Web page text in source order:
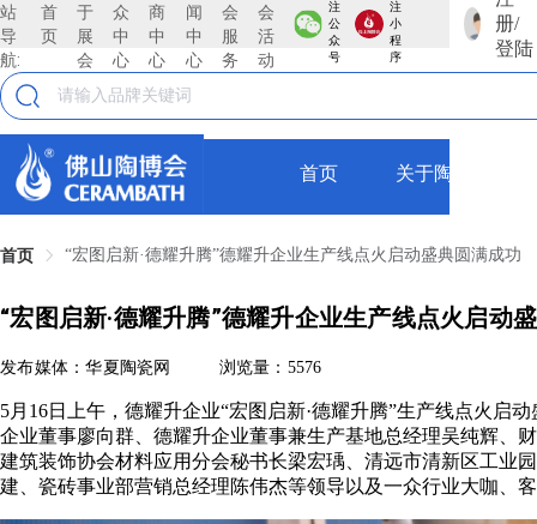
站
导
航:
首
页
于
展
会
众
中
心
商
中
心
闻
中
心
会
服
务
会
活
动
注
公
众
号
注
小
程
序
册/
登陆
首页 关于陶博会
首页 “宏图启新·德耀升腾”德耀升企业生产线点火启动盛典圆满成功
“宏图启新·德耀升腾”德耀升企业生产线点火启动
发布媒体：华夏陶瓷网 浏览量：5576
5月16日上午，德耀升企业“宏图启新·德耀升腾”生产线点火启
企业董事廖向群、德耀升企业董事兼生产基地总经理吴纯辉、
建筑装饰协会材料应用分会秘书长梁宏瑀、清远市清新区工业
建、瓷砖事业部营销总经理陈伟杰等领导以及一众行业大咖、